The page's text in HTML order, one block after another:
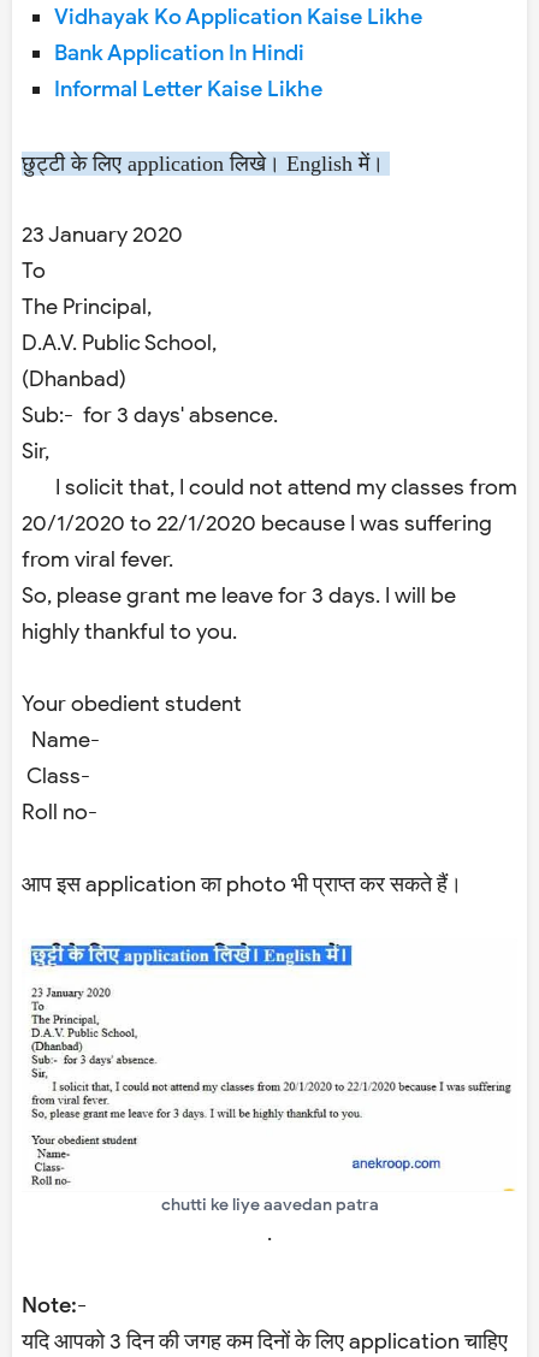
Vidhayak Ko Application Kaise Likhe
Bank Application In Hindi
Informal Letter Kaise Likhe
छुट्टी के लिए application लिखे। English में।
23 January 2020
To
The Principal,
D.A.V. Public School,
(Dhanbad)
Sub:- for 3 days' absence.
Sir,
I solicit that, I could not attend my classes from
20/1/2020 to 22/1/2020 because I was suffering
from viral fever.
So, please grant me leave for 3 days. I will be
highly thankful to you.
Your obedient student
Name-
Class-
Roll no-
आप इस application का photo भी प्राप्त कर सकते हैं।
chutti ke liye aavedan patra
.
Note:-
यदि आपको 3 दिन की जगह कम दिनों के लिए application चाहिए